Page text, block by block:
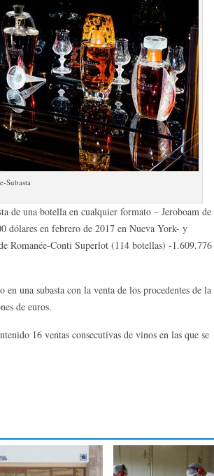
Subasta
de una botella en cualquier formato – Jeroboam de
dólares en febrero de 2017 en Nueva York- y
Romanée-Conti Superlot (114 botellas) -1.609.776
una subasta con la venta de los procedentes de la
de euros.
16 ventas consecutivas de vinos en las que se